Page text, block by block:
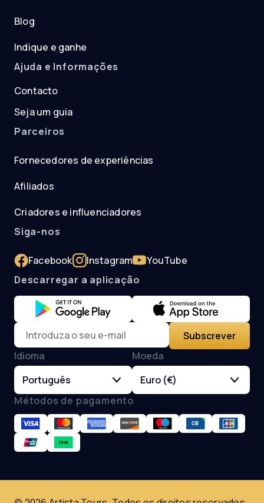
Blog
Indique e ganhe
Ajuda e Informações
Contacto
Seja um guia
Parceiros
Fornecedores de experiências
Afiliados
Criadores e influenciadores
Siga-nos
Facebook Instagram
YouTube
Descarregar a aplicação
Subscrever
Idioma
Português
Moeda
Euro (€)
Métodos de pagamento